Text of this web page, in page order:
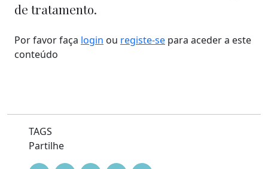
de tratamento.
Por favor faça login ou registe-se para aceder a este
conteúdo
TAGS
Partilhe